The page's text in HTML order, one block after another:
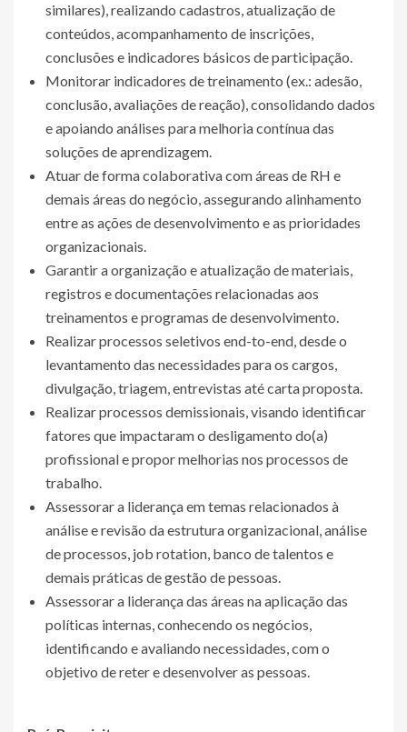
similares), realizando cadastros, atualização de
conteúdos, acompanhamento de inscrições,
conclusões e indicadores básicos de participação.
Monitorar indicadores de treinamento (ex.: adesão,
conclusão, avaliações de reação), consolidando dados
e apoiando análises para melhoria contínua das
soluções de aprendizagem.
Atuar de forma colaborativa com áreas de RH e
demais áreas do negócio, assegurando alinhamento
entre as ações de desenvolvimento e as prioridades
organizacionais.
Garantir a organização e atualização de materiais,
registros e documentações relacionadas aos
treinamentos e programas de desenvolvimento.
Realizar processos seletivos end-to-end, desde o
levantamento das necessidades para os cargos,
divulgação, triagem, entrevistas até carta proposta.
Realizar processos demissionais, visando identificar
fatores que impactaram o desligamento do(a)
profissional e propor melhorias nos processos de
trabalho.
Assessorar a liderança em temas relacionados à
análise e revisão da estrutura organizacional, análise
de processos, job rotation, banco de talentos e
demais práticas de gestão de pessoas.
Assessorar a liderança das áreas na aplicação das
políticas internas, conhecendo os negócios,
identificando e avaliando necessidades, com o
objetivo de reter e desenvolver as pessoas.